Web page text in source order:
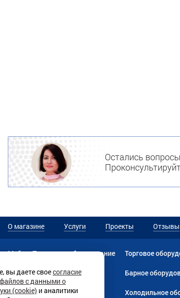
вы даете своесогласие
файлов с данными о
(cookie) и аналитики
Остались
О магазине Услуги Проекты Отзывы
МебельПрачечное оборудование
Текстильная продукция
Линии раздачи
Торговое
Барное
Холодильное